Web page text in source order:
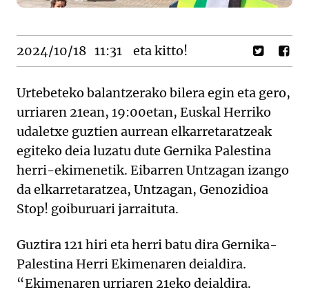
2024/10/18 11:31 eta kitto!
Urtebeteko balantzerako bilera egin eta gero,
urriaren 21ean, 19:00etan, Euskal Herriko
udaletxe guztien aurrean elkarretaratzeak
egiteko deia luzatu dute Gernika Palestina
herri-ekimenetik. Eibarren Untzagan izango
da elkarretaratzea, Untzagan, Genozidioa
Stop! goiburuari jarraituta.
Guztira 121 hiri eta herri batu dira Gernika-
Palestina Herri Ekimenaren deialdira.
“Ekimenaren urriaren 21eko deialdira.